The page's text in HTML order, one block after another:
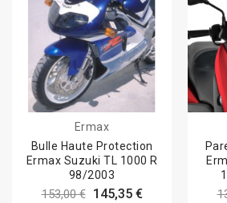
Ermax
Bulle Haute Protection
Ermax Suzuki TL 1000 R
98/2003
153,00 € 145,35 €